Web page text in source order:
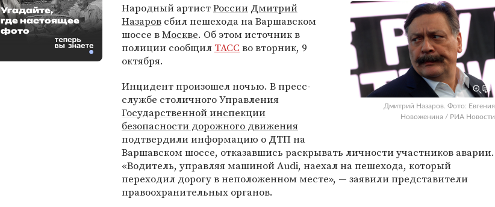
Дмитрий Назаров. Фото: Евгения
Новоженина / РИА Новости
Народный артистРоссии Дмитрий
Назаров сбил пешехода на Варшавском
шоссе вМоскве. Об этом источник в
полиции сообщил ТАСС во вторник, 9
октября.
Инцидент произошел ночью. В пресс-
службе столичного Управления
Государственной инспекции
безопасности дорожного движения
подтвердили информацию о ДТП на
Варшавском шоссе, отказавшись раскрывать личности участников аварии.
«Водитель, управляя машиной Audi, наехал на пешехода, который
переходил дорогу в неположенном месте», — заявили представители
правоохранительных органов.
Угадайте,
где настоящее
фото